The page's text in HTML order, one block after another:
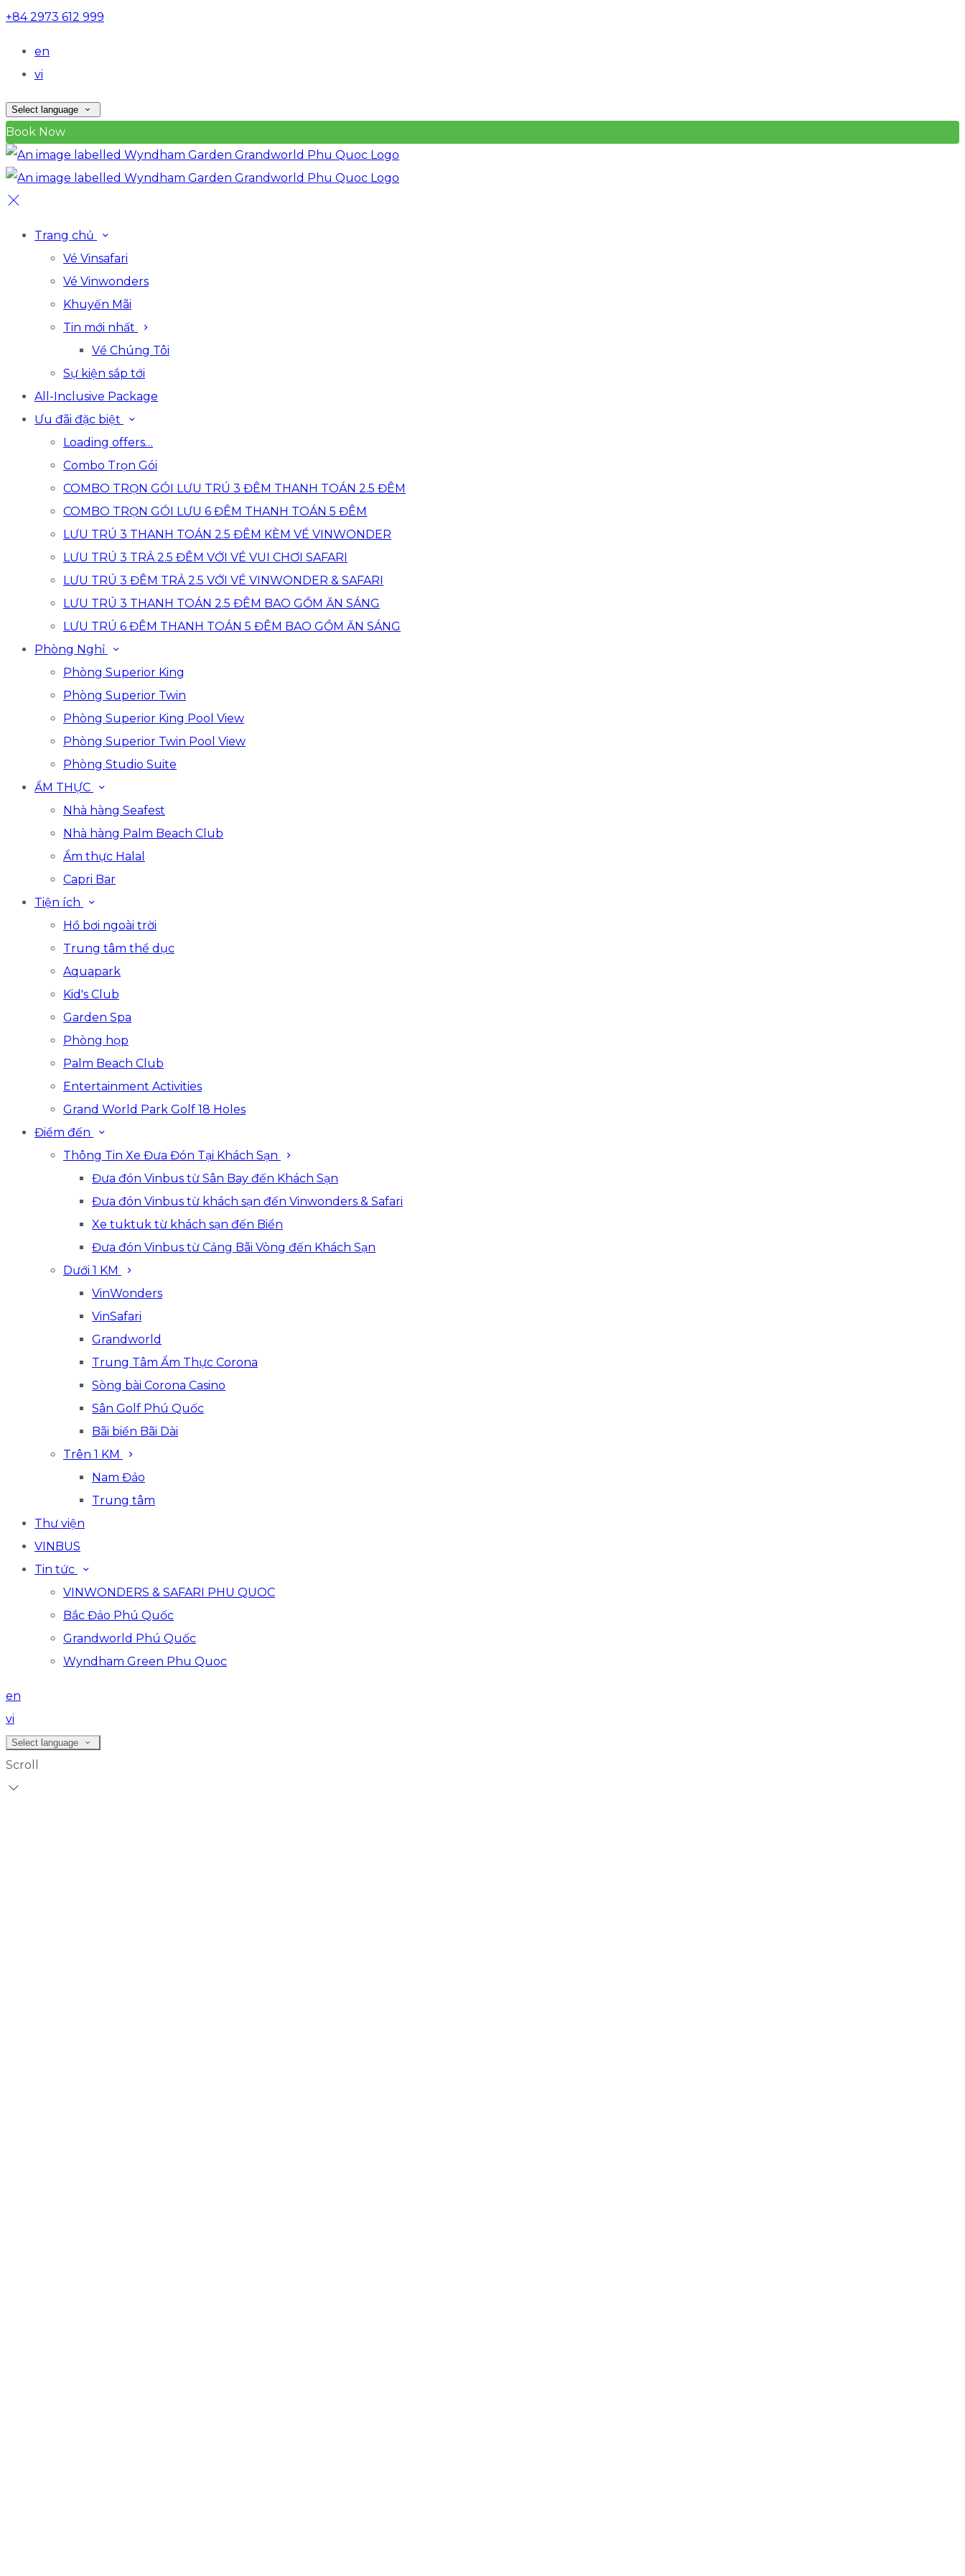
+84 2973 612 999
en
vi
Select language
Book Now
Trang chủ
Vé Vinsafari
Vé Vinwonders
Khuyến Mãi
Tin mới nhất
Về Chúng Tôi
Sự kiện sắp tới
All-Inclusive Package
Ưu đãi đặc biệt
Loading offers…
Combo Trọn Gói
COMBO TRỌN GÓI LƯU TRÚ 3 ĐÊM THANH TOÁN 2.5 ĐÊM
COMBO TRỌN GÓI LƯU 6 ĐÊM THANH TOÁN 5 ĐÊM
LƯU TRÚ 3 THANH TOÁN 2.5 ĐÊM KÈM VÉ VINWONDER
LƯU TRÚ 3 TRẢ 2.5 ĐÊM VỚI VÉ VUI CHƠI SAFARI
LƯU TRÚ 3 ĐÊM TRẢ 2.5 VỚI VÉ VINWONDER & SAFARI
LƯU TRÚ 3 THANH TOÁN 2.5 ĐÊM BAO GỒM ĂN SÁNG
LƯU TRÚ 6 ĐÊM THANH TOÁN 5 ĐÊM BAO GỒM ĂN SÁNG
Phòng Nghỉ
Phòng Superior King
Phòng Superior Twin
Phòng Superior King Pool View
Phòng Superior Twin Pool View
Phòng Studio Suite
ẨM THỰC
Nhà hàng Seafest
Nhà hàng Palm Beach Club
Ẩm thực Halal
Capri Bar
Tiện ích
Hồ bơi ngoài trời
Trung tâm thể dục
Aquapark
Kid's Club
Garden Spa
Phòng họp
Palm Beach Club
Entertainment Activities
Grand World Park Golf 18 Holes
Điểm đến
Thông Tin Xe Đưa Đón Tại Khách Sạn
Đưa đón Vinbus từ Sân Bay đến Khách Sạn
Đưa đón Vinbus từ khách sạn đến Vinwonders & Safari
Xe tuktuk từ khách sạn đến Biển
Đưa đón Vinbus từ Cảng Bãi Vòng đến Khách Sạn
Dưới 1 KM
VinWonders
VinSafari
Grandworld
Trung Tâm Ẩm Thực Corona
Sòng bài Corona Casino
Sân Golf Phú Quốc
Bãi biển Bãi Dài
Trên 1 KM
Nam Đảo
Trung tâm
Thư viện
VINBUS
Tin tức
VINWONDERS & SAFARI PHU QUOC
Bắc Đảo Phú Quốc
Grandworld Phú Quốc
Wyndham Green Phu Quoc
en
vi
Select language
Scroll